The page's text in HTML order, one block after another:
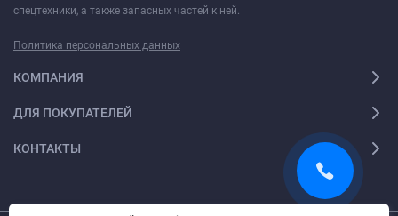
спецтехники, а также запасных частей к ней.
Политика персональных данных
КОМПАНИЯ
ДЛЯ ПОКУПАТЕЛЕЙ
КОНТАКТЫ